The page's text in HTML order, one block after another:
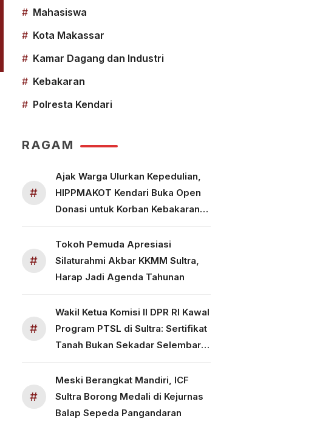
# Mahasiswa
# Kota Makassar
# Kamar Dagang dan Industri
# Kebakaran
# Polresta Kendari
RAGAM
#
Ajak Warga Ulurkan Kepedulian,
HIPPMAKOT Kendari Buka Open
Donasi untuk Korban Kebakaran
#
Tokoh Pemuda Apresiasi
Silaturahmi Akbar KKMM Sultra,
Harap Jadi Agenda Tahunan
#
Wakil Ketua Komisi II DPR RI Kawal
Program PTSL di Sultra: Sertifikat
Tanah Bukan Sekadar Selembar
#
Meski Berangkat Mandiri, ICF
Sultra Borong Medali di Kejurnas
Balap Sepeda Pangandaran